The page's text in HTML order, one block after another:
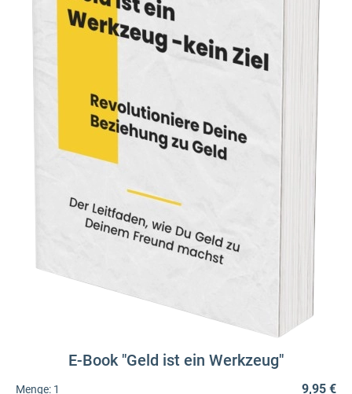
E-Book "Geld ist ein Werkzeug"
Menge: 1
9,95 €